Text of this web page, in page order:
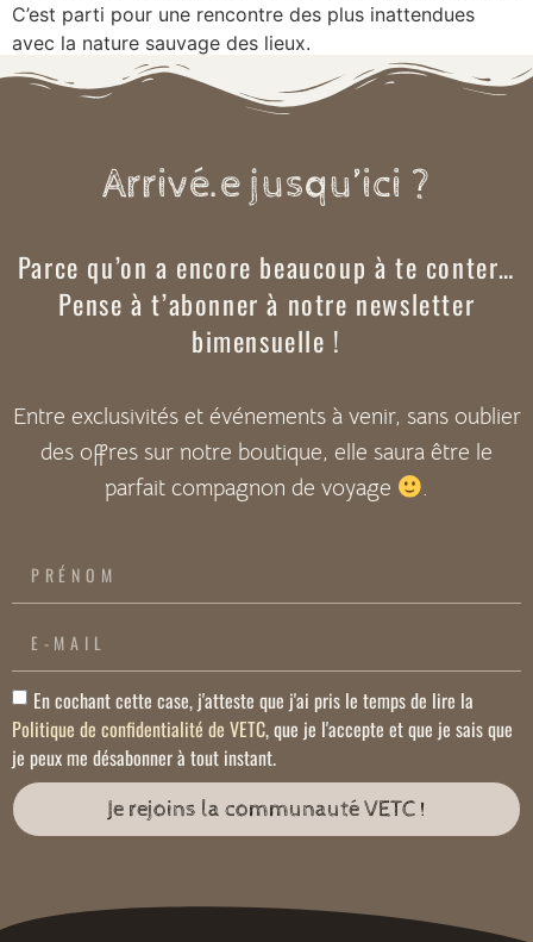
C’est parti pour une rencontre des plus inattendues
avec la nature sauvage des lieux.
Arrivé.e jusqu’ici ?
Parce qu’on a encore beaucoup à te conter…
Pense à t’abonner à notre newsletter
bimensuelle !
Entre exclusivités et événements à venir, sans oublier
des offres sur notre boutique, elle saura être le
parfait compagnon de voyage
.
En cochant cette case, j'atteste que j'ai pris le temps de lire la
Politique de confidentialité de VETC, que je l'accepte et que je sais que
je peux me désabonner à tout instant.
Je rejoins la communauté VETC !